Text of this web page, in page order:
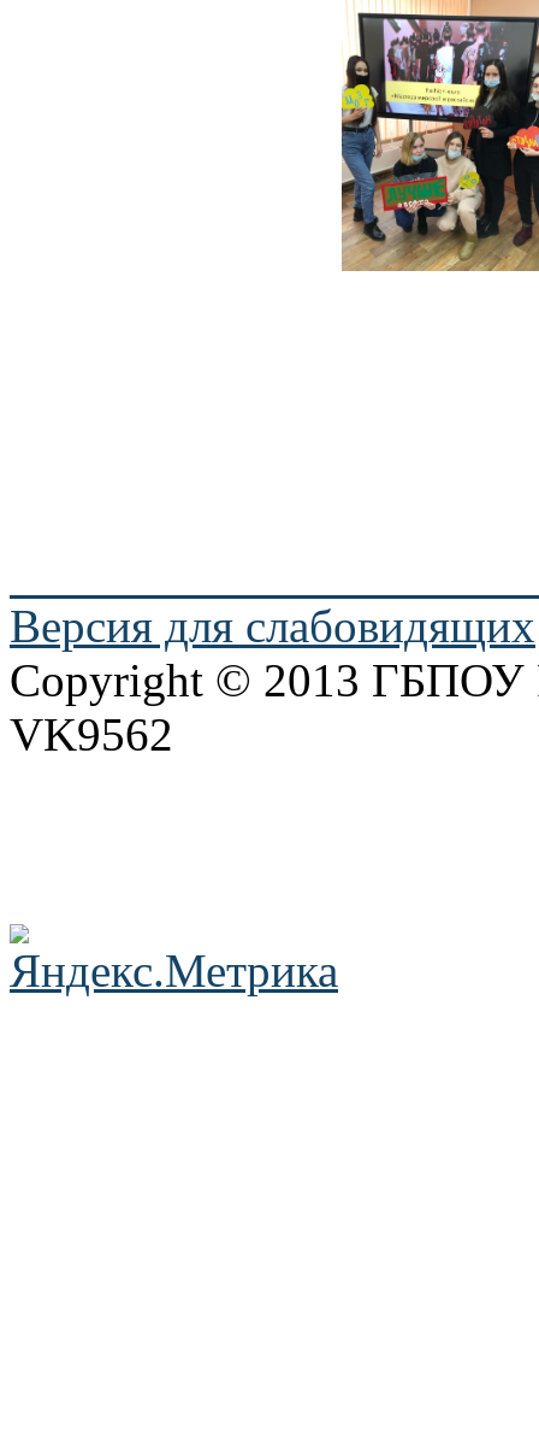
Версия для слабовидящих
Copyright © 2013
VK9562